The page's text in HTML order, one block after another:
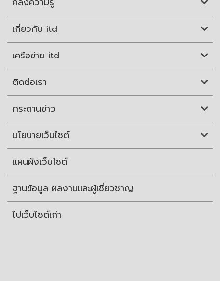
เกี่ยวกับ itd
เครือข่าย itd
ติดต่อเรา
กระดานข่าว
นโยบายเว็บไซต์
แผนผังเว็บไซต์
ฐานข้อมูล ผลงานและผู้เชี่ยวชาญ
ไปเว็บไซต์เก่า